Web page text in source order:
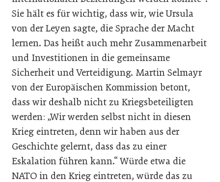
Sie hält es für wichtig, dass wir, wie Ursula
von der Leyen sagte, die Sprache der Macht
lernen. Das heißt auch mehr Zusammenarbeit
und Investitionen in die gemeinsame
Sicherheit und Verteidigung. Martin Selmayr
von der Europäischen Kommission betont,
dass wir deshalb nicht zu Kriegsbeteiligten
werden: „Wir werden selbst nicht in diesen
Krieg eintreten, denn wir haben aus der
Geschichte gelernt, dass das zu einer
Eskalation führen kann.“ Würde etwa die
NATO in den Krieg eintreten, würde das zu